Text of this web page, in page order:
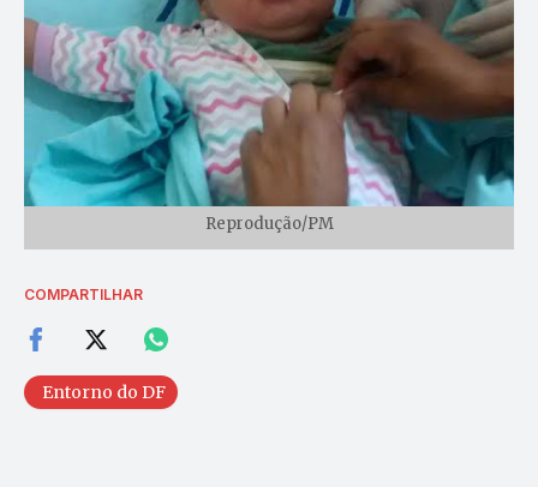
Reprodução/PM
COMPARTILHAR
Entorno do DF